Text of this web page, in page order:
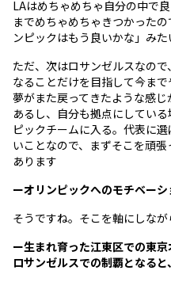
LAはめちゃめちゃ自分の中で
までめちゃめちゃきつかった
ンピックはもう良いかな」み
ただ、次はロサンゼルスなの
なることだけを目指して今ま
夢がまた戻ってきたような感
あるし、自分も拠点にしてい
ピックチームに入る。代表に
いことなので、まずそこを頑
あります
ーオリンピックへのモチベー
そうですね。そこを軸にしな
ー生まれ育った江東区での東
ロサンゼルスでの制覇となる